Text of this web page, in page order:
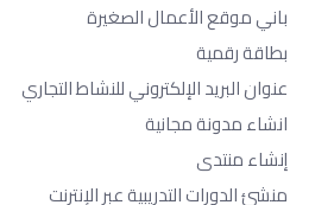
باني موقع الأعمال الصغيرة
بطاقة رقمية
عنوان البريد الإلكتروني للنشاط التجاري
انشاء مدونة مجانية
إنشاء منتدى
منشئ الدورات التدريبية عبر الإنترنت